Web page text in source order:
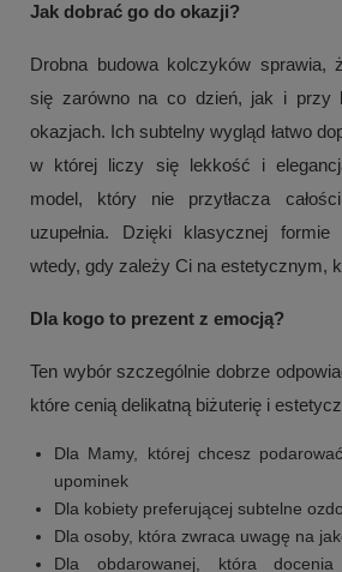
Jak dobrać go do okazji?
Drobna budowa kolczyków sprawia,
się zarówno na co dzień, jak i przy
okazjach. Ich subtelny wygląd łatwo
w której liczy się lekkość i
model, który nie przytłacza
uzupełnia. Dzięki klasycznej
wtedy, gdy zależy Ci na estetycznym,
Dla kogo to prezent z emocją?
Ten wybór szczególnie dobrze
które cenią delikatną biżuterię i
Dla Mamy, której chcesz
upominek
Dla kobiety preferującej subtelne
Dla osoby, która zwraca uwagę na
Dla obdarowanej, która